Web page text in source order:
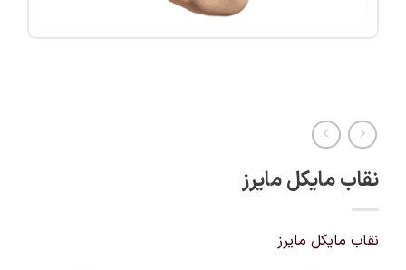
نقاب مایکل مایرز
نقاب مایکل مایرز